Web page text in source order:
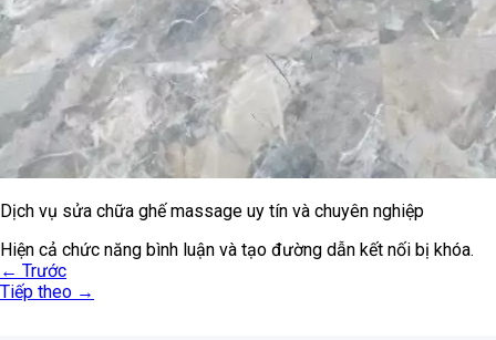
Dịch vụ sửa chữa ghế massage uy tín và chuyên nghiệp
Hiện cả chức năng bình luận và tạo đường dẫn kết nối bị khóa.
← Trước
Tiếp theo →